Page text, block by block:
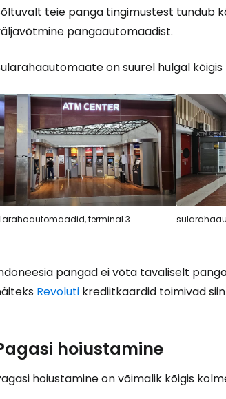
teie panga tingimustest tundub
pangaautomaadist.
on suurel hulgal
terminal 3
pangad ei võta tavaliselt
Revoluti krediitkaardid toimivad
hoiustamine
hoiustamine on võimalik kõigis
Logi
... ülemaailmne